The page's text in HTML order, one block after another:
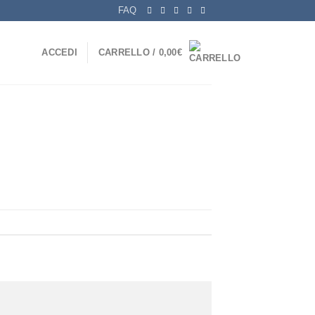
FAQ
ACCEDI CARRELLO / 0,00€